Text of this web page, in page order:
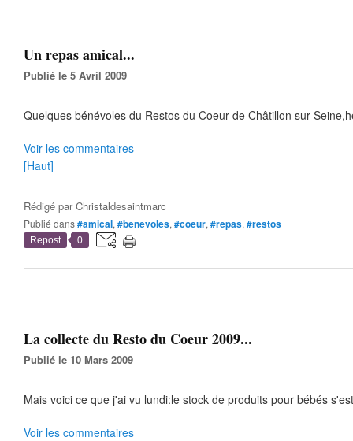
Un repas amical...
Publié le 5 Avril 2009
Quelques bénévoles du Restos du Coeur de Châtillon sur
Voir les commentaires
[Haut]
Rédigé parChristaldesaintmarc
Publié dans#amical, #benevoles, #coeur, #repas, #restos
Repost 0
La collecte du Resto du Coeur 2009...
Publié le 10 Mars 2009
Mais voici ce que j'ai vu lundi:le stock de produits pour bébés
Voir les commentaires